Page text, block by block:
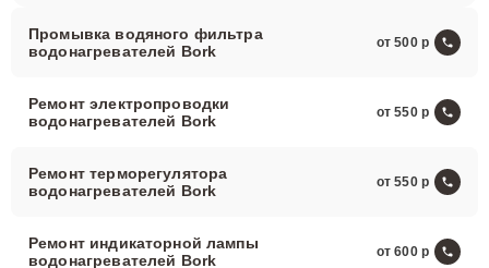
Промывка водяного фильтра
водонагревателей Bork
от 500
Ремонт электропроводки
водонагревателей Bork
от 550
Ремонт терморегулятора
водонагревателей Bork
от 550
Ремонт индикаторной лампы
водонагревателей Bork
от 600